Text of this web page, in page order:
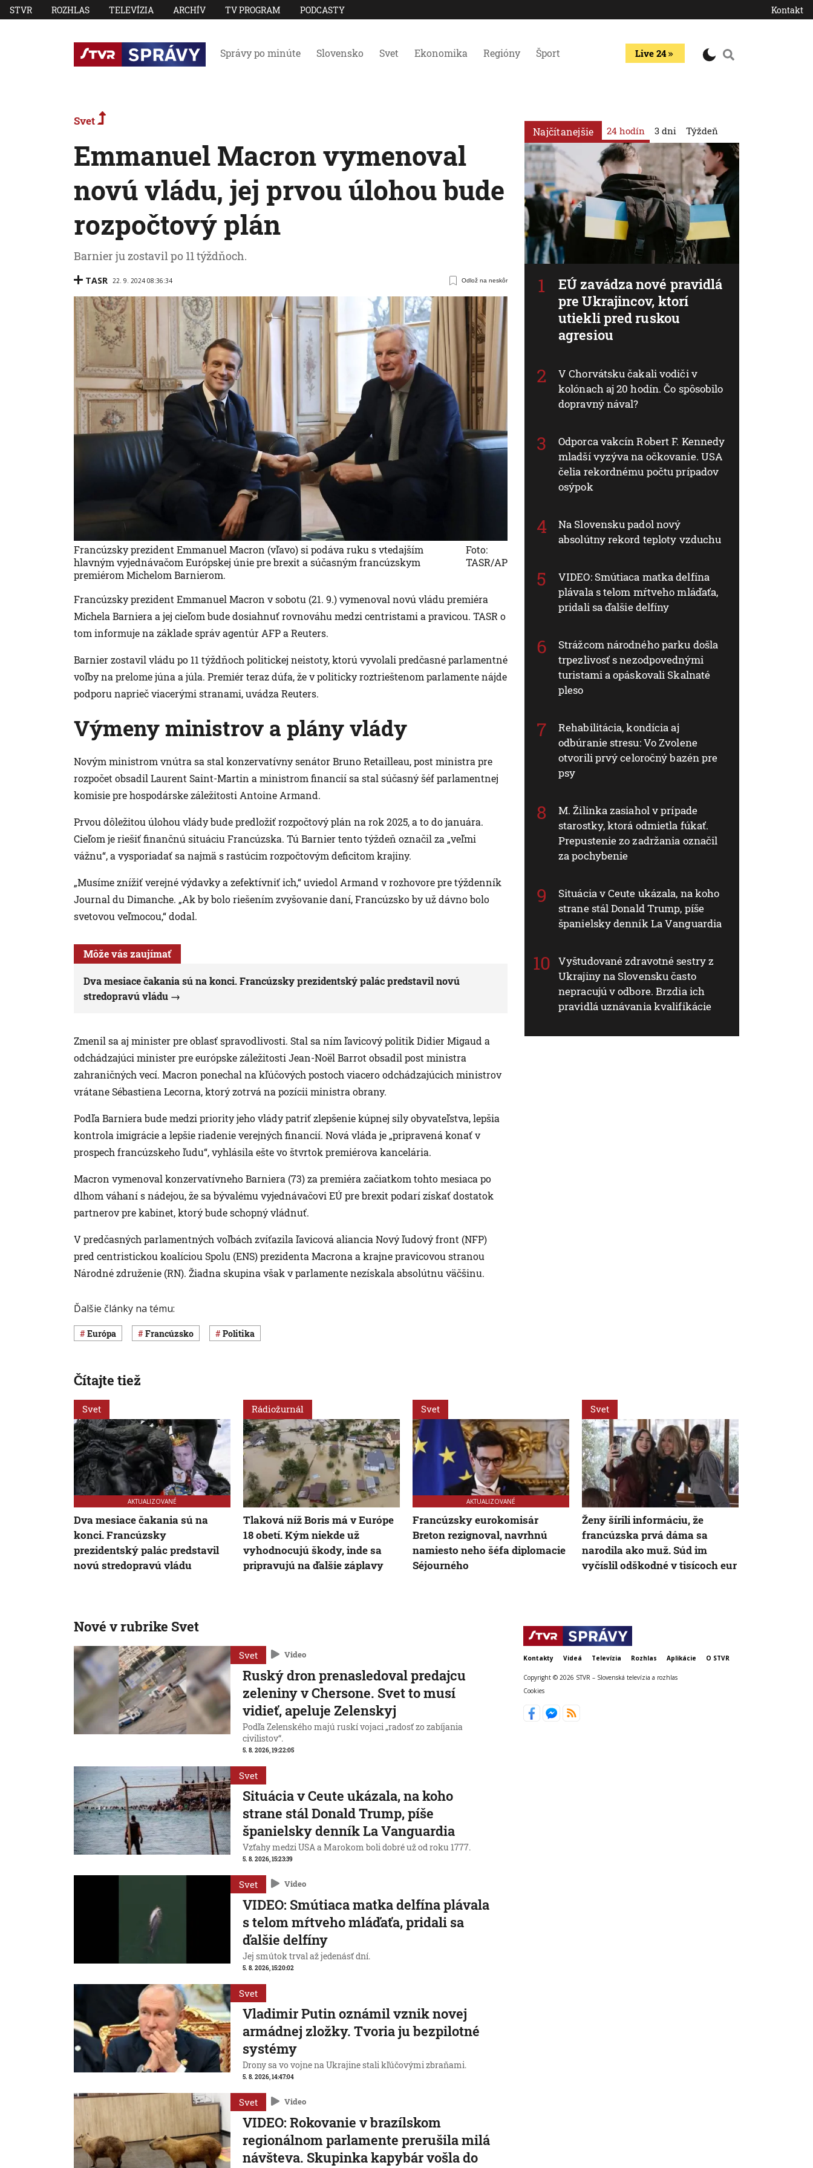
STVR ROZHLAS TELEVÍZIA ARCHÍV TV PROGRAM PODCASTY Kontakt
Správy po minúte Slovensko Svet Ekonomika Regióny Šport Live 24
Svet
Emmanuel Macron vymenoval
novú vládu, jej prvou úlohou bude
rozpočtový plán
Barnier ju zostavil po 11 týždňoch.
TASR 22. 9. 2024 08:36:34 Odlož na neskôr
Francúzsky prezident Emmanuel Macron (vľavo) si podáva ruku s vtedajším
hlavným vyjednávačom Európskej únie pre brexit a súčasným francúzskym
premiérom Michelom Barnierom.
Foto:
TASR/AP
Francúzsky prezident Emmanuel Macron v sobotu (21. 9.) vymenoval novú vládu premiéra
Michela Barniera a jej cieľom bude dosiahnuť rovnováhu medzi centristami a pravicou. TASR o
tom informuje na základe správ agentúr AFP a Reuters.
Barnier zostavil vládu po 11 týždňoch politickej neistoty, ktorú vyvolali predčasné parlamentné
voľby na prelome júna a júla. Premiér teraz dúfa, že v politicky roztrieštenom parlamente nájde
podporu naprieč viacerými stranami, uvádza Reuters.
Výmeny ministrov a plány vlády
Novým ministrom vnútra sa stal konzervatívny senátor Bruno Retailleau, post ministra pre
rozpočet obsadil Laurent Saint-Martin a ministrom financií sa stal súčasný šéf parlamentnej
komisie pre hospodárske záležitosti Antoine Armand.
Prvou dôležitou úlohou vlády bude predložiť rozpočtový plán na rok 2025, a to do januára.
Cieľom je riešiť finančnú situáciu Francúzska. Tú Barnier tento týždeň označil za „veľmi
vážnu“, a vysporiadať sa najmä s rastúcim rozpočtovým deficitom krajiny.
„Musíme znížiť verejné výdavky a zefektívniť ich,“ uviedol Armand v rozhovore pre týždenník
Journal du Dimanche. „Ak by bolo riešením zvyšovanie daní, Francúzsko by už dávno bolo
svetovou veľmocou,“ dodal.
Môže vás zaujímať
Dva mesiace čakania sú na konci. Francúzsky prezidentský palác predstavil novú
stredopravú vládu
Zmenil sa aj minister pre oblasť spravodlivosti. Stal sa ním ľavicový politik Didier Migaud a
odchádzajúci minister pre európske záležitosti Jean-Noël Barrot obsadil post ministra
zahraničných vecí. Macron ponechal na kľúčových postoch viacero odchádzajúcich ministrov
vrátane Sébastiena Lecorna, ktorý zotrvá na pozícii ministra obrany.
Podľa Barniera bude medzi priority jeho vlády patriť zlepšenie kúpnej sily obyvateľstva, lepšia
kontrola imigrácie a lepšie riadenie verejných financií. Nová vláda je „pripravená konať v
prospech francúzskeho ľudu“, vyhlásila ešte vo štvrtok premiérova kancelária.
Macron vymenoval konzervatívneho Barniera (73) za premiéra začiatkom tohto mesiaca po
dlhom váhaní s nádejou, že sa bývalému vyjednávačovi EÚ pre brexit podarí získať dostatok
partnerov pre kabinet, ktorý bude schopný vládnuť.
V predčasných parlamentných voľbách zvíťazila ľavicová aliancia Nový ľudový front (NFP)
pred centristickou koalíciou Spolu (ENS) prezidenta Macrona a krajne pravicovou stranou
Národné združenie (RN). Žiadna skupina však v parlamente nezískala absolútnu väčšinu.
Ďalšie články na tému:
Európa Francúzsko Politika
Najčítanejšie 24 hodín
EÚ zavádza nové pravidlá
pre Ukrajincov, ktorí
utiekli pred ruskou
agresiou
V Chorvátsku čakali vodiči v
kolónach aj 20 hodín. Čo spôsobilo
dopravný nával?
Odporca vakcín Robert F. Kennedy
mladší vyzýva na očkovanie. USA
čelia rekordnému počtu prípadov
osýpok
Na Slovensku padol nový
absolútny rekord teploty vzduchu
VIDEO: Smútiaca matka delfína
plávala s telom mŕtveho mláďaťa,
pridali sa ďalšie delfíny
Strážcom národného parku došla
trpezlivosť s nezodpovednými
turistami a opáskovali Skalnaté
pleso
Rehabilitácia, kondícia aj
odbúranie stresu: Vo Zvolene
otvorili prvý celoročný bazén pre
psy
M. Žilinka zasiahol v prípade
starostky, ktorá odmietla fúkať.
Prepustenie zo zadržania označil
za pochybenie
Situácia v Ceute ukázala, na koho
strane stál Donald Trump, píše
španielsky denník La Vanguardia
Vyštudované zdravotné sestry z
Ukrajiny na Slovensku často
nepracujú v odbore. Brzdia ich
pravidlá uznávania kvalifikácie
3 dni Týždeň
Čítajte tiež
Svet
AKTUALIZOVANÉ
Dva mesiace čakania sú na
konci. Francúzsky
prezidentský palác predstavil
novú stredopravú vládu
Rádiožurnál
Tlaková níž Boris má v Európe
18 obetí. Kým niekde už
vyhodnocujú škody, inde sa
pripravujú na ďalšie záplavy
Svet
AKTUALIZOVANÉ
Francúzsky eurokomisár
Breton rezignoval, navrhnú
namiesto neho šéfa diplomacie
Séjourného
Svet
Ženy šírili informáciu, že
francúzska prvá dáma sa
narodila ako muž. Súd im
vyčíslil odškodné v tisícoch eur
Nové v rubrike Svet
Svet Video
Ruský dron prenasledoval predajcu
zeleniny v Chersone. Svet to musí
vidieť, apeluje Zelenskyj
Podľa Zelenského majú ruskí vojaci „radosť zo zabíjania
civilistov“.
5. 8. 2026, 19:22:05
Svet
Situácia v Ceute ukázala, na koho
strane stál Donald Trump, píše
španielsky denník La Vanguardia
Vzťahy medzi USA a Marokom boli dobré už od roku 1777.
5. 8. 2026, 15:23:39
Svet Video
VIDEO: Smútiaca matka delfína plávala
s telom mŕtveho mláďaťa, pridali sa
ďalšie delfíny
Jej smútok trval až jedenásť dní.
5. 8. 2026, 15:20:02
Svet
Vladimir Putin oznámil vznik novej
armádnej zložky. Tvoria ju bezpilotné
systémy
Drony sa vo vojne na Ukrajine stali kľúčovými zbraňami.
5. 8. 2026, 14:47:04
Svet Video
VIDEO: Rokovanie v brazílskom
regionálnom parlamente prerušila milá
návšteva. Skupinka kapybár vošla do
Kontakty Videá Televízia Rozhlas Aplikácie O STVR
Copyright © 2026 STVR – Slovenská televízia a rozhlas
Cookies